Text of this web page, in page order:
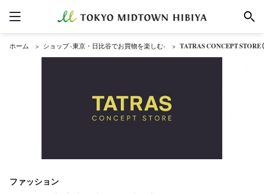
ホーム ショップ -東京・日比谷でお買物を楽しむ- TATRAS CONCEPT STORE
ファッション